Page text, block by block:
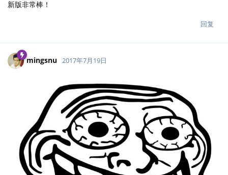
新版非常棒！
回复
mingsnu 2017年7月19日